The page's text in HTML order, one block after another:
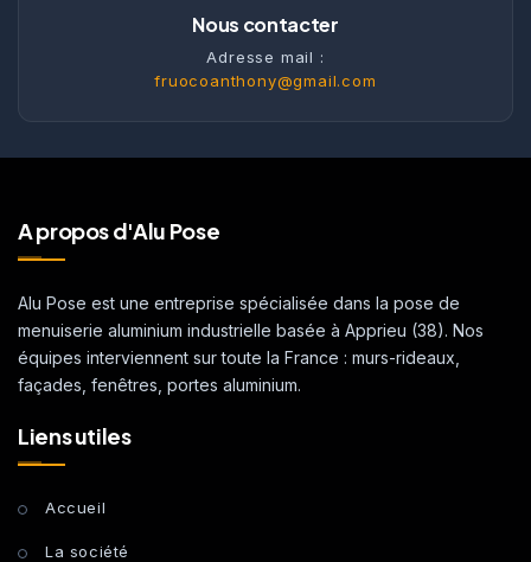
Nous contacter
Adresse mail :
fruocoanthony@gmail.com
A propos d'Alu Pose
Alu Pose est une entreprise spécialisée dans la pose de
menuiserie aluminium industrielle basée à Apprieu (38). Nos
équipes interviennent sur toute la France : murs-rideaux,
façades, fenêtres, portes aluminium.
Liens utiles
Accueil
La société